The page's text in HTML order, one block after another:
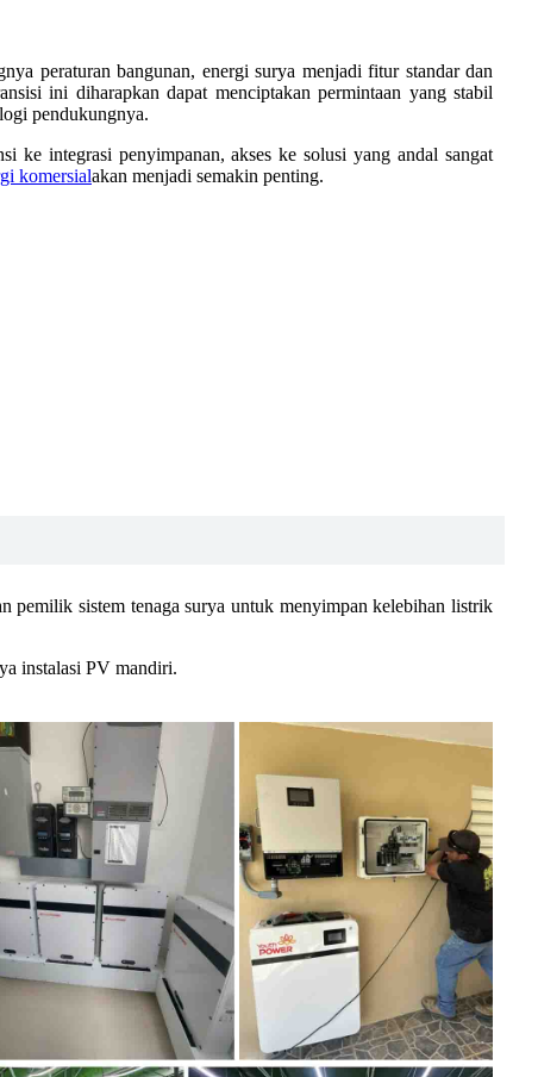
peraturan bangunan, energi surya menjadi fitur standar dan
ini diharapkan dapat menciptakan permintaan yang stabil
pendukungnya.
ke integrasi penyimpanan, akses ke solusi yang andal sangat
komersialakan menjadi semakin penting.
pemilik sistem tenaga surya untuk menyimpan kelebihan listrik
instalasi PV mandiri.